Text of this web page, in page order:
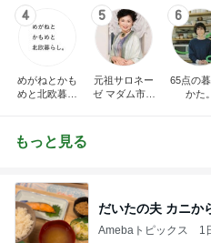
4
めがねとかも
めと北欧暮ら
5
元祖サロネー
ゼ マダム市川
6
65点の
かた。
もっと見る
だいたの夫 カニか
Amebaトピックス 1